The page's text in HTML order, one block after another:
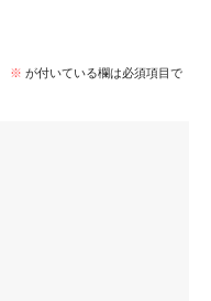
※ が付いている欄は必須項目で